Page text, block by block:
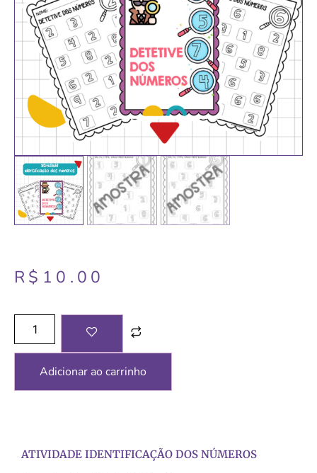
R$ 10.00
Adicionar ao carrinho
ATIVIDADE IDENTIFICAÇÃO DOS NÚMEROS